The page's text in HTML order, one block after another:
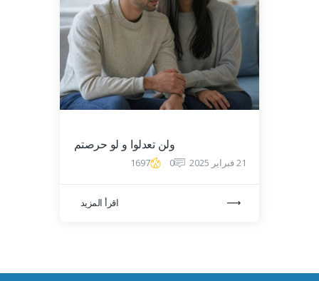
ولن تعدلوا و لو حرصتم
21 فبراير 2025 0
1697
اقرأ المزيد